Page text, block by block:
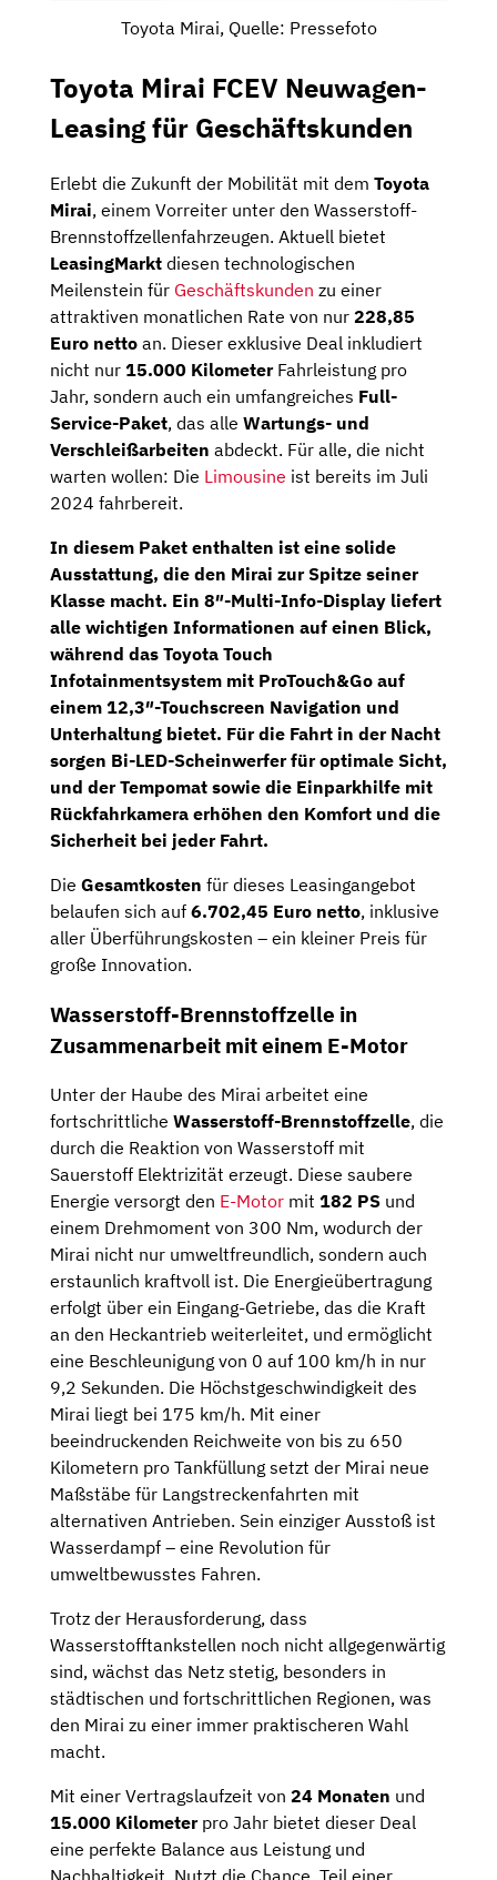
Toyota Mirai, Quelle: Pressefoto
Toyota Mirai FCEV Neuwagen-
Leasing für Geschäftskunden
Erlebt die Zukunft der Mobilität mit dem Toyota
Mirai, einem Vorreiter unter den Wasserstoff-
Brennstoffzellenfahrzeugen. Aktuell bietet
LeasingMarkt diesen technologischen
Meilenstein für Geschäftskunden zu einer
attraktiven monatlichen Rate von nur 228,85
Euro netto an. Dieser exklusive Deal inkludiert
nicht nur 15.000 KilometerFahrleistung pro
Jahr, sondern auch ein umfangreiches Full-
Service-Paket, das alle Wartungs- und
Verschleißarbeiten abdeckt. Für alle, die nicht
warten wollen: Die Limousine ist bereits im Juli
2024 fahrbereit.
In diesem Paket enthalten ist eine solide
Ausstattung, die den Mirai zur Spitze seiner
Klasse macht. Ein 8″-Multi-Info-Display liefert
alle wichtigen Informationen auf einen Blick,
während das Toyota Touch
Infotainmentsystem mit ProTouch&Go auf
einem 12,3″-Touchscreen Navigation und
Unterhaltung bietet. Für die Fahrt in der Nacht
sorgen Bi-LED-Scheinwerferfür optimale Sicht,
und der Tempomat sowie die Einparkhilfe mit
Rückfahrkamera erhöhen den Komfort und die
Sicherheit bei jeder Fahrt.
Die Gesamtkosten für dieses Leasingangebot
belaufen sich auf 6.702,45 Euro netto, inklusive
aller Überführungskosten – ein kleiner Preis für
große Innovation.
Wasserstoff-Brennstoffzelle in
Zusammenarbeit mit einem E-Motor
Unter der Haube des Mirai arbeitet eine
fortschrittliche Wasserstoff-Brennstoffzelle, die
durch die Reaktion von Wasserstoff mit
Sauerstoff Elektrizität erzeugt. Diese saubere
Energie versorgt den E-Motor mit 182 PS und
einem Drehmoment von 300 Nm, wodurch der
Mirai nicht nur umweltfreundlich, sondern auch
erstaunlich kraftvoll ist. Die Energieübertragung
erfolgt über ein Eingang-Getriebe, das die Kraft
an den Heckantrieb weiterleitet, und ermöglicht
eine Beschleunigung von 0 auf 100 km/h in nur
9,2 Sekunden. Die Höchstgeschwindigkeit des
Mirai liegt bei 175 km/h. Mit einer
beeindruckenden Reichweite von bis zu 650
Kilometern pro Tankfüllung setzt der Mirai neue
Maßstäbe für Langstreckenfahrten mit
alternativen Antrieben. Sein einziger Ausstoß ist
Wasserdampf – eine Revolution für
umweltbewusstes Fahren.
Trotz der Herausforderung, dass
Wasserstofftankstellen noch nicht allgegenwärtig
sind, wächst das Netz stetig, besonders in
städtischen und fortschrittlichen Regionen, was
den Mirai zu einer immer praktischeren Wahl
macht.
Mit einer Vertragslaufzeit von 24 Monaten und
15.000 Kilometerpro Jahr bietet dieser Deal
eine perfekte Balance aus Leistung und